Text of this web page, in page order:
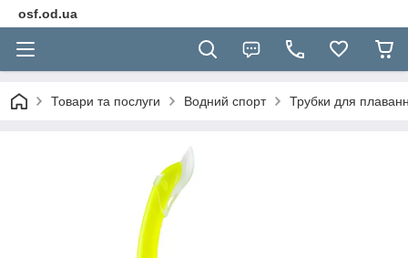
osf.od.ua
Товари та послуги Водний спорт Трубки для